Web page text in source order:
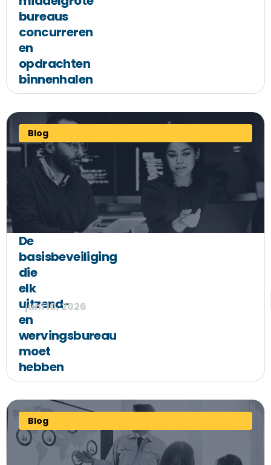
bureaus
concurreren
en
opdrachten
binnenhalen
Blog
De
basisbeveiliging
die
elk
uitzend-
en
wervingsbureau
moet
hebben
juni 10, 2026
Blog